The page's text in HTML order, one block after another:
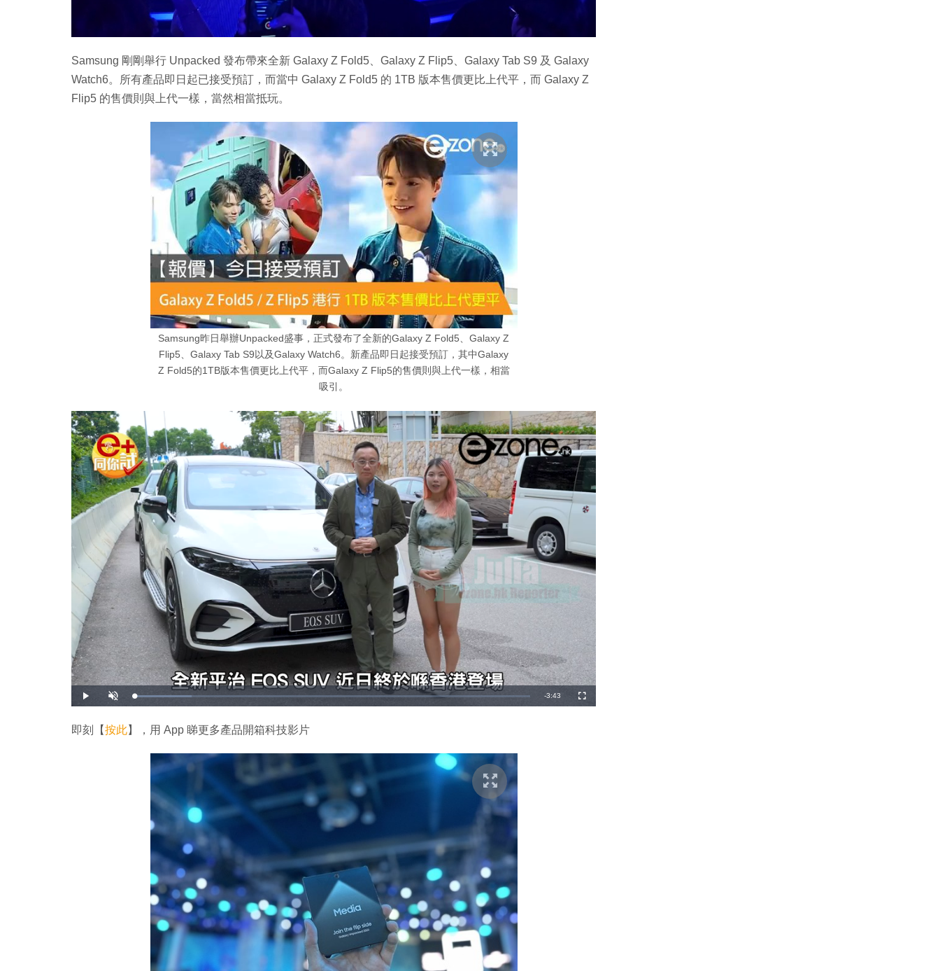
Samsung 剛剛舉行 Unpacked 發布帶來全新 Galaxy Z Fold5、Galaxy Z Flip5、Galaxy Tab S9 及 Galaxy
Watch6。所有產品即日起已接受預訂，而當中 Galaxy Z Fold5 的 1TB 版本售價更比上代平，而 Galaxy Z
Flip5 的售價則與上代一樣，當然相當抵玩。
Samsung昨日舉辦Unpacked盛事，正式發布了全新的Galaxy Z Fold5、Galaxy Z
Flip5、Galaxy Tab S9以及Galaxy Watch6。新產品即日起接受預訂，其中Galaxy
Z Fold5的1TB版本售價更比上代平，而Galaxy Z Flip5的售價則與上代一樣，相當
吸引。
播
放
開
啟
載
入
1
5
3
剩
-3:43
全
螢
即刻【按此】，用 App 睇更多產品開箱科技影片